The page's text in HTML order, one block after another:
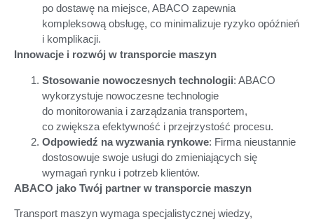
po dostawę na miejsce, ABACO zapewnia
kompleksową obsługę, co minimalizuje ryzyko opóźnień
i komplikacji.
Innowacje i rozwój w transporcie maszyn
Stosowanie nowoczesnych technologii: ABACO
wykorzystuje nowoczesne technologie
do monitorowania i zarządzania transportem,
co zwiększa efektywność i przejrzystość procesu.
Odpowiedź na wyzwania rynkowe: Firma nieustannie
dostosowuje swoje usługi do zmieniających się
wymagań rynku i potrzeb klientów.
ABACO jako Twój partner w transporcie maszyn
Transport maszyn wymaga specjalistycznej wiedzy,